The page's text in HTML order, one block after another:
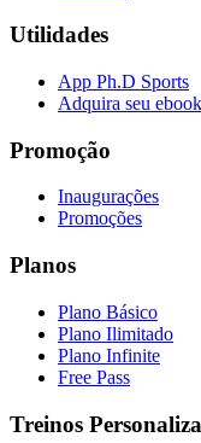
Utilidades
App Ph.D Sports
Adquira seu ebook
Promoção
Inaugurações
Promoções
Planos
Plano Básico
Plano Ilimitado
Plano Infinite
Free Pass
Treinos